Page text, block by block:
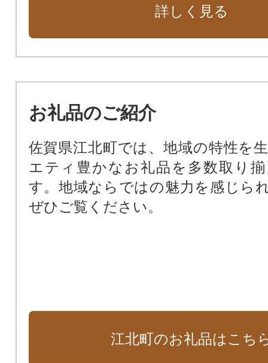
詳しく見る
お礼品のご紹介
佐賀県江北町では、地域の特性を
エティ豊かなお礼品を多数取り
す。地域ならではの魅力を感じら
ぜひご覧ください。
江北町のお礼品はこち